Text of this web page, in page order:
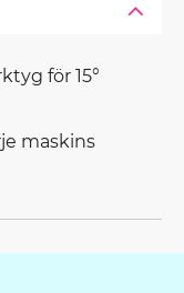
för 15°
maskins